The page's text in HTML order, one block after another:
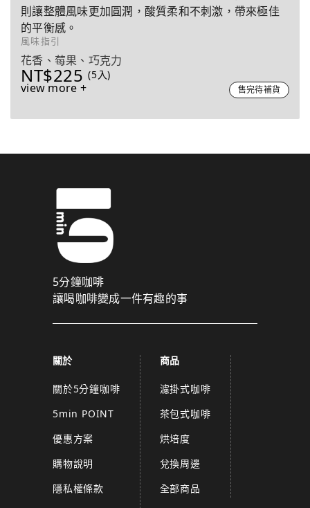
則讓整體風味更加圓潤，酸質柔和不刺激，帶來極佳
的平衡感。
風味指引
花香、莓果、巧克力
NT$225 (5入)
view more + 售完待補貨
5分鐘咖啡
讓喝咖啡變成一件有趣的事
關於
關於5分鐘咖啡
5min POINT
優惠方案
購物說明
隱私權條款
商品
濾掛式咖啡
茶包式咖啡
烘培度
兌換周邊
全部商品